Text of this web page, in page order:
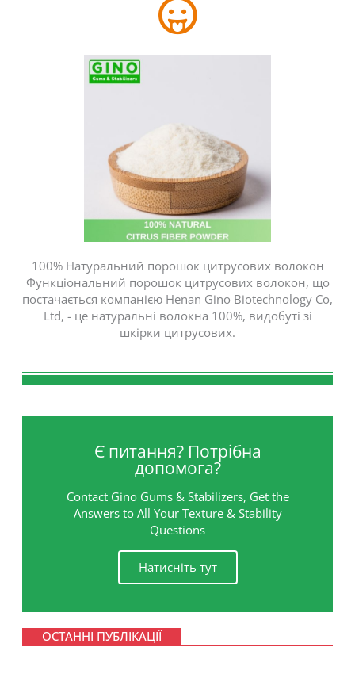
100% Натуральний порошок цитрусових волокон
Функціональний порошок цитрусових волокон, що
постачається компанією Henan Gino Biotechnology Co,
Ltd, - це натуральні волокна 100%, видобуті зі
шкірки цитрусових.
Є питання? Потрібна
допомога?
Contact Gino Gums & Stabilizers, Get the
Answers to All Your Texture & Stability
Questions
Натисніть тут
ОСТАННІ ПУБЛІКАЦІЇ